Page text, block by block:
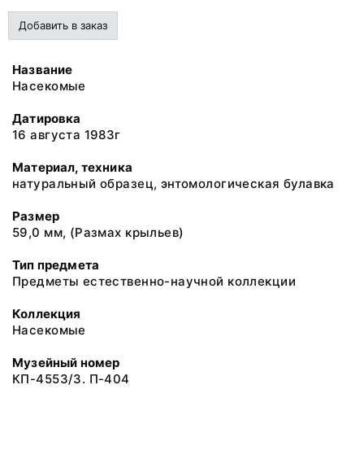
Добавить в заказ
Название
Насекомые
Датировка
16 августа 1983г
Материал, техника
натуральный образец, энтомологическая булавка
Размер
59,0 мм, (Размах крыльев)
Тип предмета
Предметы естественно-научной коллекции
Коллекция
Насекомые
Музейный номер
КП-4553/3. П-404